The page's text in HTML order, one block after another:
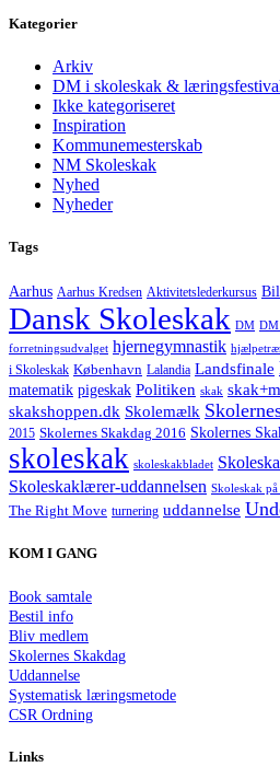
Kategorier
Arkiv
DM i skoleskak &
Ikke kategoriseret
Inspiration
Kommunemesterskab
NM Skoleskak
Nyhed
Nyheder
Tags
Aarhus Aarhus Kredsen Aktivitetslederkursus
Dansk Skoleskak DM DM
forretningsudvalget hjernegymnastik
i Skoleskak København Lalandia Landsfinale
matematik pigeskak Politiken skak
skakshoppen.dk Skolemælk
2015 Skolernes Skakdag 2016 Skolernes
skoleskak skoleskakbladet
Skoleskaklærer-uddannelsen Skoleskak
The Right Move turnering uddannelse
KOM I GANG
Book samtale
Bestil info
Bliv medlem
Skolernes Skakdag
Uddannelse
Systematisk læringsmetode
CSR Ordning
Links